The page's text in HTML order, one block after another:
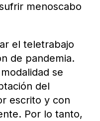
menoscabo
el teletrabajo
de pandemia.
se
del
escrito y con
Por lo tanto,